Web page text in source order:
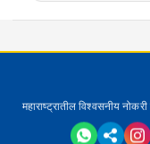
महाराष्ट्रातील विश्वसनीय